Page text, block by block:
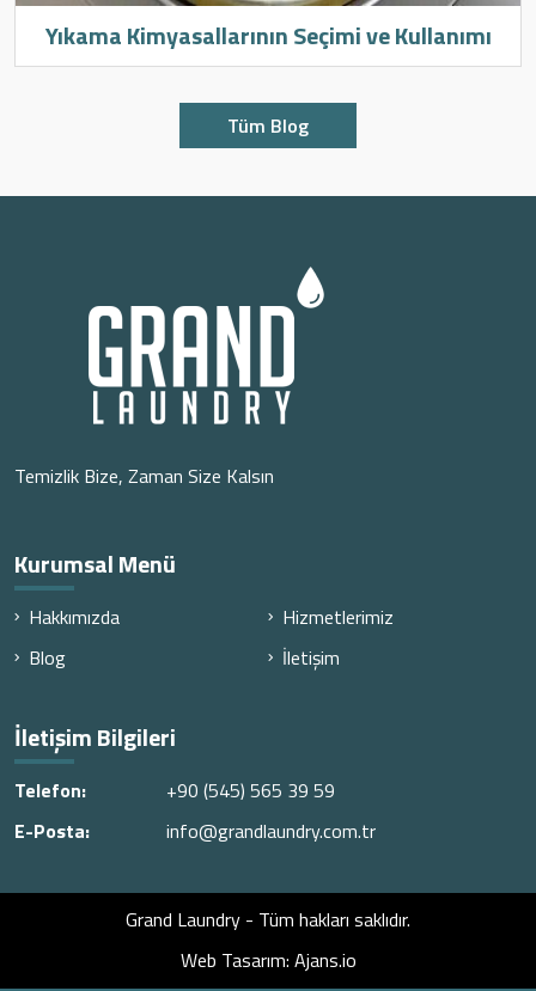
Yıkama Kimyasallarının Seçimi ve Kullanımı
Tüm Blog
Temizlik Bize, Zaman Size Kalsın
Kurumsal Menü
Hakkımızda
Hizmetlerimiz
Blog
İletişim
İletişim Bilgileri
Telefon:
+90 (545) 565 39 59
E-Posta:
info@grandlaundry.com.tr
Grand Laundry - Tüm hakları saklıdır.
Web Tasarım: Ajans.io